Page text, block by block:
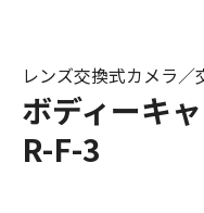
ボディーキ
R-F-3
レンズ交換式カメラ／